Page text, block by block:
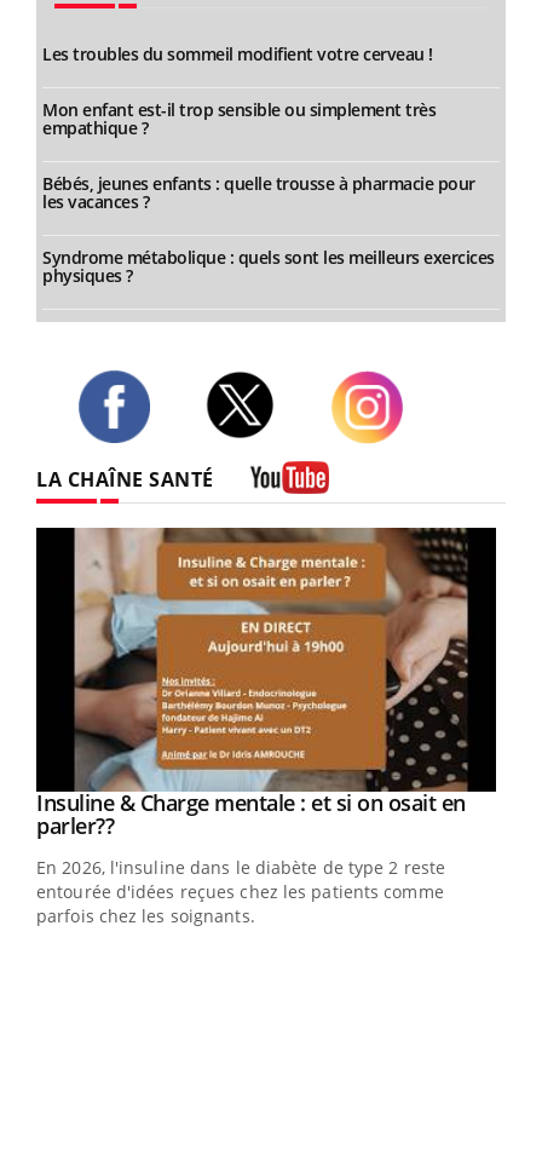
Les troubles du sommeil modifient votre cerveau !
Mon enfant est-il trop sensible ou simplement très
empathique ?
Bébés, jeunes enfants : quelle trousse à pharmacie pour
les vacances ?
Syndrome métabolique : quels sont les meilleurs exercices
physiques ?
LA CHAÎNE SANTÉ
Youtube
Insuline & Charge mentale : et si on osait en
parler??Youtube
En 2026, l'insuline dans le diabète de type 2 reste
entourée d'idées reçues chez les patients comme
parfois chez les soignants.